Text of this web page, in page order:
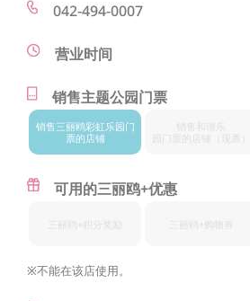
042-494-0007
营业时间
销售主题公园门票
销售三丽鸥彩虹乐园门
票的店铺
销售和谐乐
园门票的店铺
可用的三丽鸥+优惠
三丽鸥+ 积分奖励 三丽鸥+
※不能在该店使用。